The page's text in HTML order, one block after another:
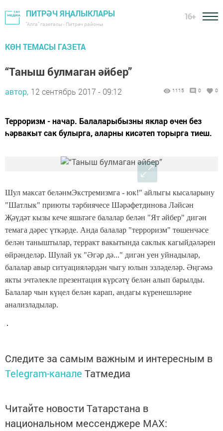
ПИТРӘЧ ЯҢАЛЫКЛАРЫ
"Алга" газетасы - Питрәч районы
16+
КӨН ТЕМАСЫ ГАЗЕТА
“Таныш булмаган әйбер”
автор, 12 сентябрь 2017 - 09:12 1115 0 0
Терроризм - начар. Балаларыбызны яклар өчен без
һәрвакыт сак булырга, аларны кисәтеп торырга тиеш.
Шул максат беләнмЭкстремизмга - юк!" айлыгы кысаларыну
"Шатлык" приюты тәрбиячесе Шәрәфетдинова Ләйсән
Җәүдәт кызы кече яшьтәге балалар белән "Ят әйбер" дигән
темага дәрес үткәрде. Анда балалар "терроризм" төшенчәсе
белән таныштылар, терракт вакытында саклык кагыйдәләрен
өйрәнделәр. Шулай ук "Әгәр дә..." дигән уен уйнадылар,
балалар авыр ситуацияләрдән чыгу юлын эзләделәр. Әңгәмә
якты эчтәлекле презентация күрсәтү белән алып барылды.
Балалар чын күңел белән карап, андагы күренешләрне
анализладылар.
Следите за самым важным и интересным в
Telegram-канале Татмедиа
Читайте новости Татарстана в
национальном мессенджере MАХ: